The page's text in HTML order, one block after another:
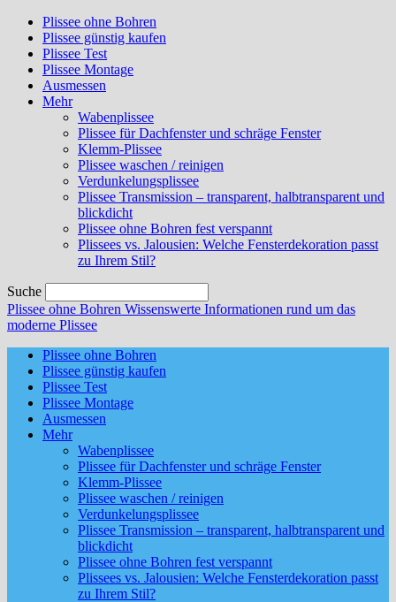
Plissee ohne Bohren
Plissee günstig kaufen
Plissee Test
Plissee Montage
Ausmessen
Mehr
Wabenplissee
Plissee für Dachfenster und schräge Fenster
Klemm-Plissee
Plissee waschen / reinigen
Verdunkelungsplissee
Plissee Transmission – transparent, halbtransparent und
blickdicht
Plissee ohne Bohren fest verspannt
Plissees vs. Jalousien: Welche Fensterdekoration passt
zu Ihrem Stil?
Suche
Plissee ohne Bohren Wissenswerte Informationen rund um das
moderne Plissee
Plissee ohne Bohren
Plissee günstig kaufen
Plissee Test
Plissee Montage
Ausmessen
Mehr
Wabenplissee
Plissee für Dachfenster und schräge Fenster
Klemm-Plissee
Plissee waschen / reinigen
Verdunkelungsplissee
Plissee Transmission – transparent, halbtransparent und
blickdicht
Plissee ohne Bohren fest verspannt
Plissees vs. Jalousien: Welche Fensterdekoration passt
zu Ihrem Stil?